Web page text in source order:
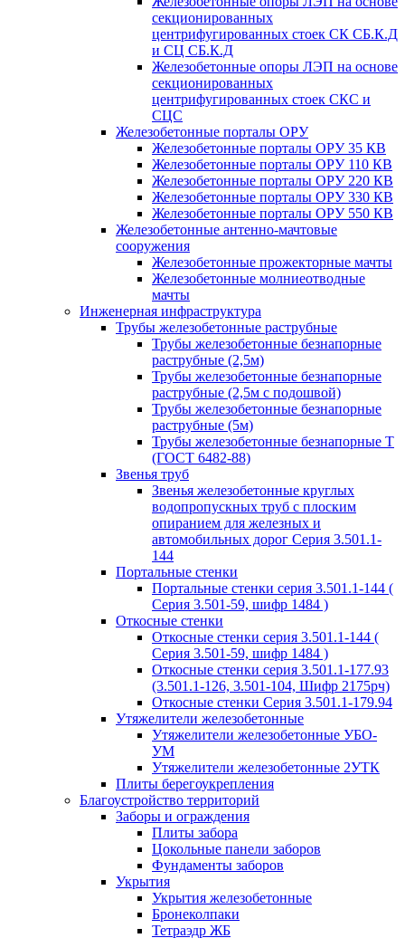
секционированных
центрифугированных стоек СК СБ.К.Д
и СЦ СБ.К.Д
Железобетонные опоры ЛЭП на основе
секционированных
центрифугированных стоек СКС и
СЦС
Железобетонные порталы ОРУ
Железобетонные порталы ОРУ 35 КВ
Железобетонные порталы ОРУ 110 КВ
Железобетонные порталы ОРУ 220 КВ
Железобетонные порталы ОРУ 330 КВ
Железобетонные порталы ОРУ 550 КВ
Железобетонные антенно-мачтовые
сооружения
Железобетонные прожекторные мачты
Железобетонные молниеотводные
мачты
Инженерная инфраструктура
Трубы железобетонные раструбные
Трубы железобетонные безнапорные
раструбные (2,5м)
Трубы железобетонные безнапорные
раструбные (2,5м с подошвой)
Трубы железобетонные безнапорные
раструбные (5м)
Трубы железобетонные безнапорные Т
(ГОСТ 6482-88)
Звенья труб
Звенья железобетонные круглых
водопропускных труб с плоским
опиранием для железных и
автомобильных дорог Серия 3.501.1-
144
Портальные стенки
Портальные стенки серия 3.501.1-144 (
Серия 3.501-59, шифр 1484 )
Откосные стенки
Откосные стенки серия 3.501.1-144 (
Серия 3.501-59, шифр 1484 )
Откосные стенки серия 3.501.1-177.93
(3.501.1-126, 3.501-104, Шифр 2175рч)
Откосные стенки Серия 3.501.1-179.94
Утяжелители железобетонные
Утяжелители железобетонные УБО-
УМ
Утяжелители железобетонные 2УТК
Плиты берегоукрепления
Благоустройство территорий
Заборы и ограждения
Плиты забора
Цокольные панели заборов
Фундаменты заборов
Укрытия
Укрытия железобетонные
Бронеколпаки
Тетраэдр ЖБ